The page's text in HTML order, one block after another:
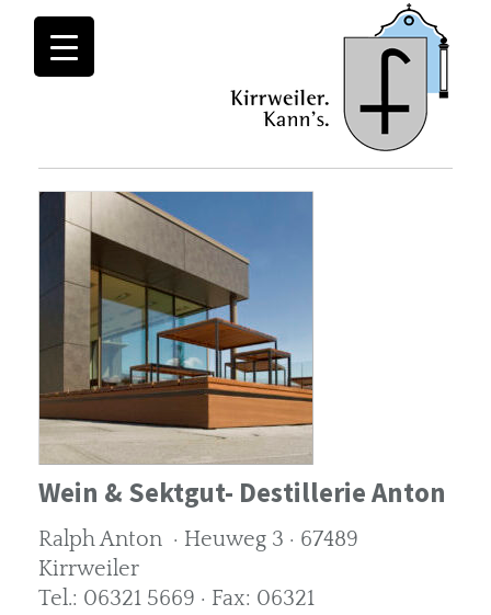
Wein & Sektgut- Destillerie Anton
Ralph Anton · Heuweg 3 · 67489
Kirrweiler
Tel.: 06321 5669 · Fax: 06321